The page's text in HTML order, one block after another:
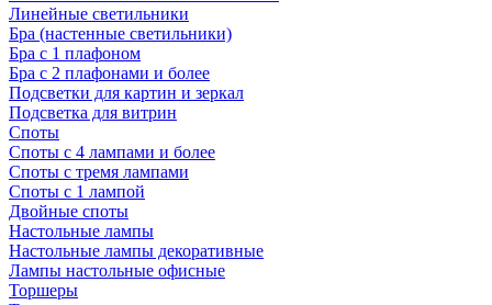
Линейные светильники
Бра (настенные светильники)
Бра с 1 плафоном
Бра с 2 плафонами и более
Подсветки для картин и зеркал
Подсветка для витрин
Споты
Споты с 4 лампами и более
Споты с тремя лампами
Споты с 1 лампой
Двойные споты
Настольные лампы
Настольные лампы декоративные
Лампы настольные офисные
Торшеры